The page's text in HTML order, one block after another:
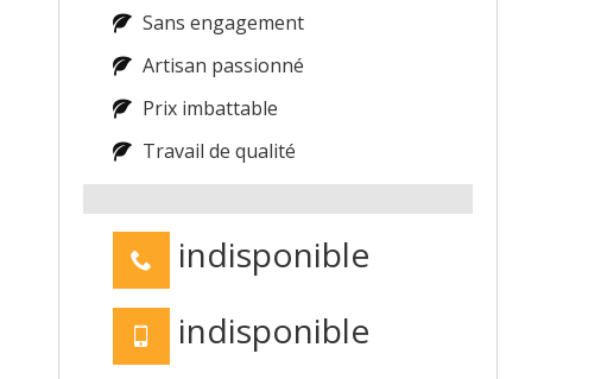
Sans engagement
Artisan passionné
Prix imbattable
Travail de qualité
indisponible
indisponible